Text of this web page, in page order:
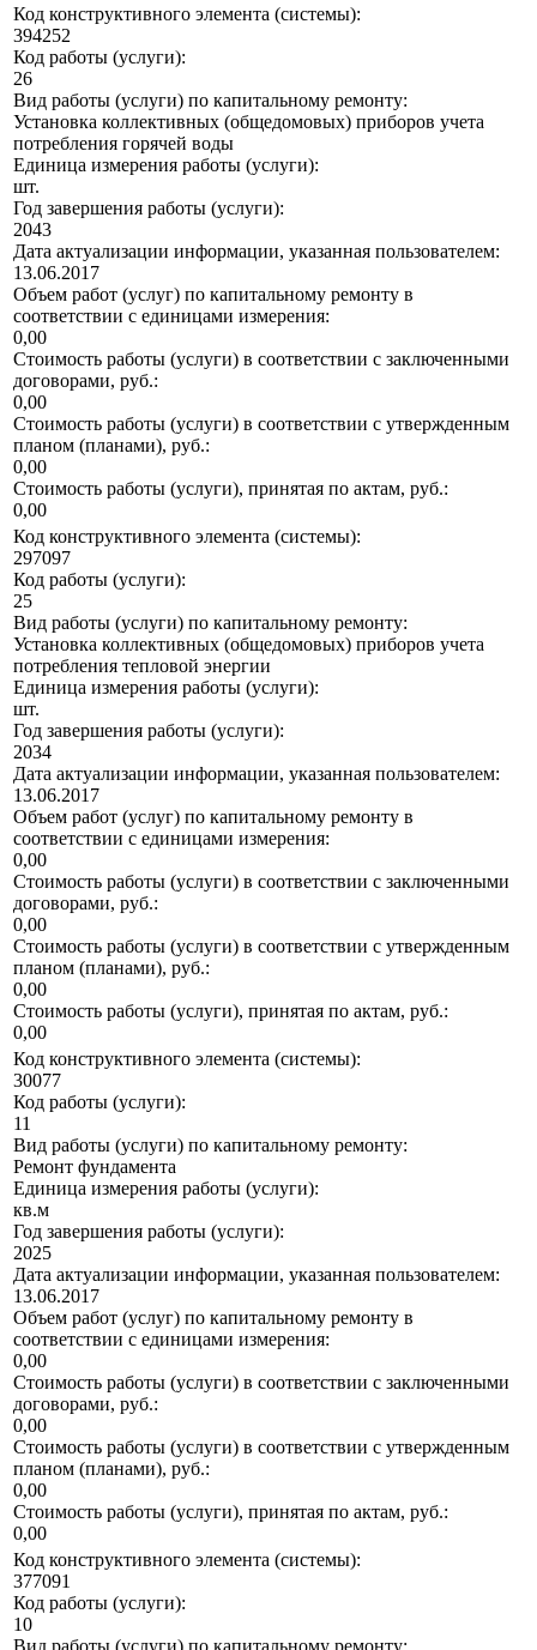
Код конструктивного элемента (системы):
394252
Код работы (услуги):
26
Вид работы (услуги) по капитальному ремонту:
Установка коллективных (общедомовых) приборов учета
потребления горячей воды
Единица измерения работы (услуги):
шт.
Год завершения работы (услуги):
2043
Дата актуализации информации, указанная пользователем:
13.06.2017
Объем работ (услуг) по капитальному ремонту в
соответствии с единицами измерения:
0,00
Стоимость работы (услуги) в соответствии с заключенными
договорами, руб.:
0,00
Стоимость работы (услуги) в соответствии с утвержденным
планом (планами), руб.:
0,00
Стоимость работы (услуги), принятая по актам, руб.:
0,00
Код конструктивного элемента (системы):
297097
Код работы (услуги):
25
Вид работы (услуги) по капитальному ремонту:
Установка коллективных (общедомовых) приборов учета
потребления тепловой энергии
Единица измерения работы (услуги):
шт.
Год завершения работы (услуги):
2034
Дата актуализации информации, указанная пользователем:
13.06.2017
Объем работ (услуг) по капитальному ремонту в
соответствии с единицами измерения:
0,00
Стоимость работы (услуги) в соответствии с заключенными
договорами, руб.:
0,00
Стоимость работы (услуги) в соответствии с утвержденным
планом (планами), руб.:
0,00
Стоимость работы (услуги), принятая по актам, руб.:
0,00
Код конструктивного элемента (системы):
30077
Код работы (услуги):
11
Вид работы (услуги) по капитальному ремонту:
Ремонт фундамента
Единица измерения работы (услуги):
кв.м
Год завершения работы (услуги):
2025
Дата актуализации информации, указанная пользователем:
13.06.2017
Объем работ (услуг) по капитальному ремонту в
соответствии с единицами измерения:
0,00
Стоимость работы (услуги) в соответствии с заключенными
договорами, руб.:
0,00
Стоимость работы (услуги) в соответствии с утвержденным
планом (планами), руб.:
0,00
Стоимость работы (услуги), принятая по актам, руб.:
0,00
Код конструктивного элемента (системы):
377091
Код работы (услуги):
10